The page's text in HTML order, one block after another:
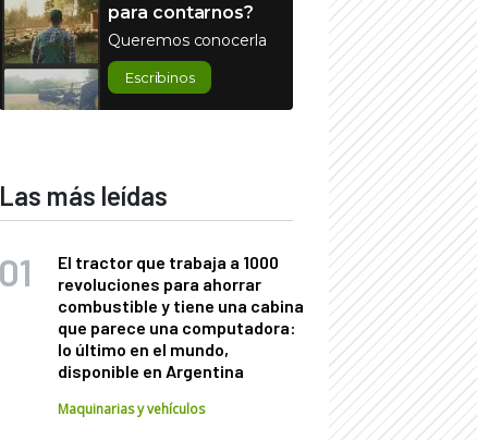
para contarnos?
Queremos conocerla
Escribinos
Las más leídas
El tractor que trabaja a 1000
revoluciones para ahorrar
combustible y tiene una cabina
que parece una computadora:
lo último en el mundo,
disponible en Argentina
Maquinarias y vehículos